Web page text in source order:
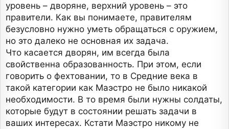
уровень – дворяне, верхний уровень – это
правители. Как вы понимаете, правителям
безусловно нужно уметь обращаться с оружием,
но это далеко не основная их задача.
Что касается дворян, им всегда была
свойственна образованность. При этом, если
говорить о фехтовании, то в Средние века в
такой категории как Маэстро не было никакой
необходимости. В то время были нужны солдаты,
которые будут в состоянии решать задачи в
ваших интересах. Кстати Маэстро никому не